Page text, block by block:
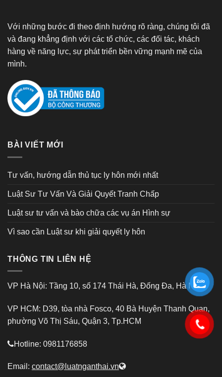
Với những bước đi theo định hướng rõ ràng, chúng tôi đã
và đang khẳng định với các tổ chức, các đối tác, khách
hàng về năng lực, sự phát triển bền vững mạnh mẽ của
mình.
BÀI VIẾT MỚI
Tư vấn, hướng dẫn thủ tục ly hôn mới nhất
Luật Sư Tư Vấn Và Giải Quyết Tranh Chấp
Luật sư tư vấn và bào chữa các vụ án Hình sự
Vì sao cần Luật sư khi giải quyết ly hôn
THÔNG TIN LIÊN HỆ
VP Hà Nội: Tầng 10, số 174 Thái Hà, Đống Đa, Hà Nội
VP HCM: D39, tòa nhà Fosco, 40 Bà Huyện Thanh Quan,
phường Võ Thị Sáu, Quận 3, Tp.HCM
Hotline: 0981176858
Email: contact@luatnganthai.vn